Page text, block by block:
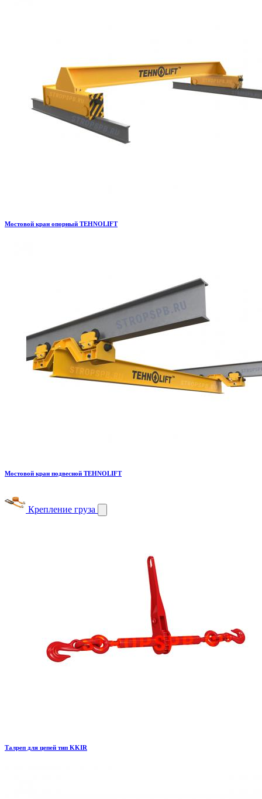
Мостовой кран опорный TEHNOLIFT
Мостовой кран подвесной TEHNOLIFT
Крепление груза
Талреп для цепей тип KKIR